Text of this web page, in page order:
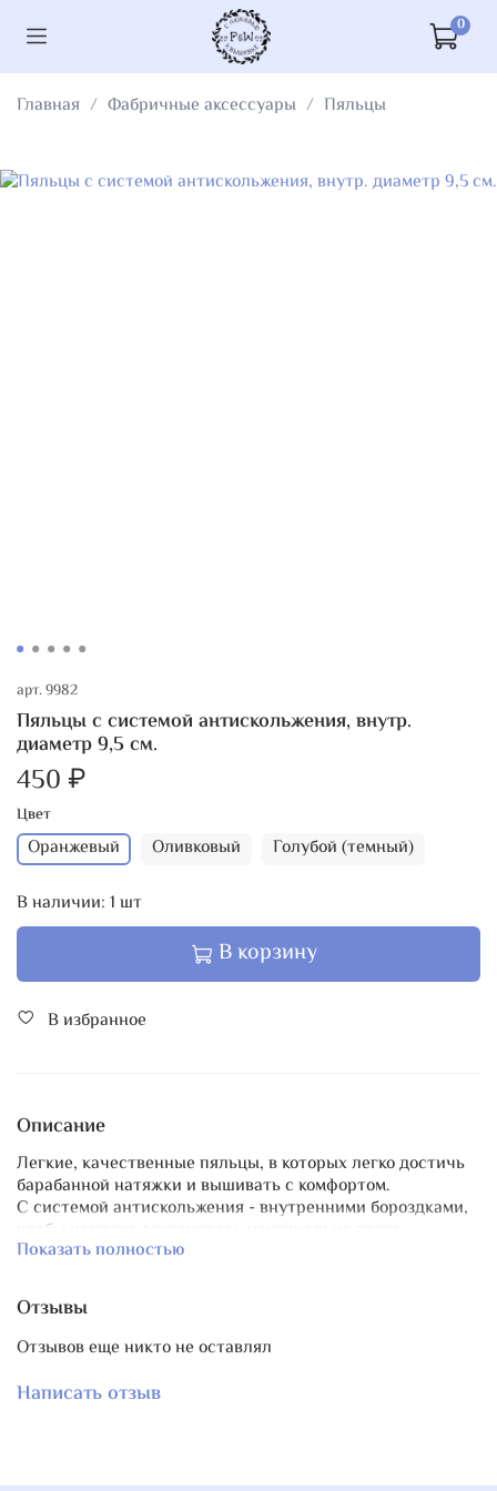
0
Главная Фабричные аксессуары Пяльцы
арт.9982
Пяльцы с системой антискольжения, внутр.
диаметр 9,5 см.
450 ₽
Цвет
Оранжевый Оливковый
Голубой (темный)
В наличии: 1 шт
В корзину
В избранное
Описание
Легкие, качественные пяльцы, в которых легко достичь
барабанной натяжки и вышивать с комфортом.
С системой антискольжения - внутренними бороздками,
чтобы натяжка сохранялась максимально долго.
Отличный длинный винт.
Почитайте мой большой
с системой антискольжения.
Показать полностью
Отзывы
Отзывов еще никто не оставлял
Написать отзыв